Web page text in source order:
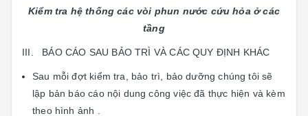
Kiểm tra hệ thống các vòi phun nước cứu hỏa ở các
tầng
III. BÁO CÁO SAU BẢO TRÌ VÀ CÁC QUY ĐỊNH KHÁC
Sau mỗi đợt kiểm tra, bảo trì, bảo dưỡng chúng tôi sẽ
lập bản báo cáo nội dung công việc đã thực hiện và kèm
theo hình ảnh .